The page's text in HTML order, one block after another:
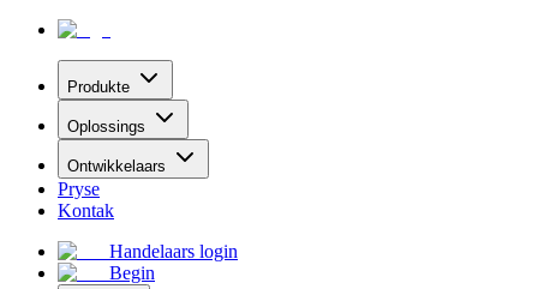
Produkte
Oplossings
Ontwikkelaars
Pryse
Kontak
Handelaars login
Begin